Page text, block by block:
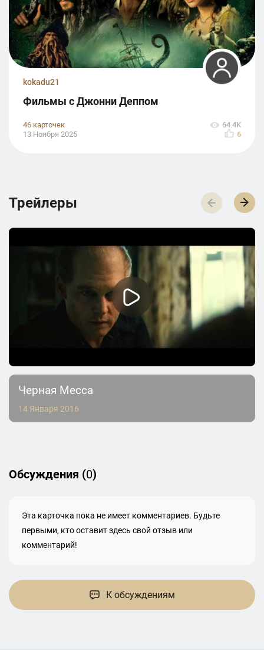
kokadu21
Фильмы с Джонни Деппом
46 карточек
64.4K
13 Ноября 2025
6
Трейлеры
Черная Месса
14 Января 2016
Обсуждения (0)
Эта карточка пока не имеет комментариев. Будьте
первыми, кто оставит здесь свой отзыв или
комментарий!
К обсуждениям